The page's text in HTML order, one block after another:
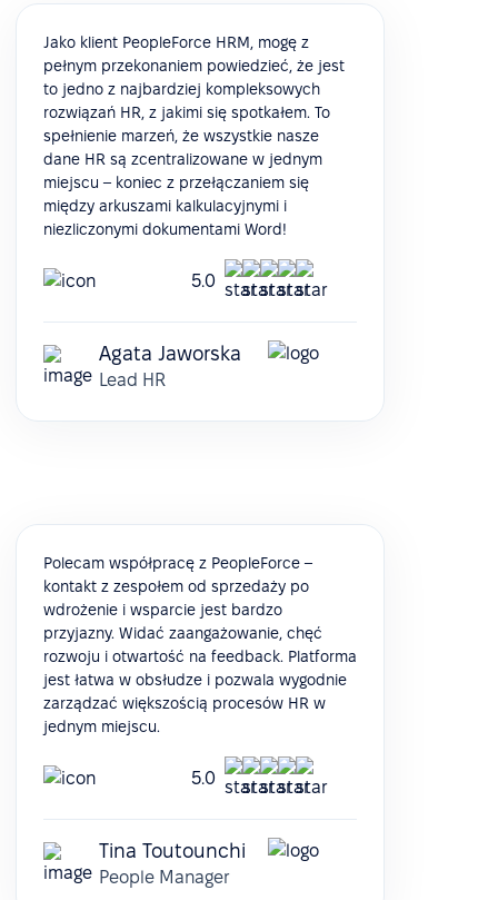
Jako klient PeopleForce HRM, mogę z
pełnym przekonaniem powiedzieć, że jest
to jedno z najbardziej kompleksowych
rozwiązań HR, z jakimi się spotkałem. To
spełnienie marzeń, że wszystkie nasze
dane HR są zcentralizowane w jednym
miejscu – koniec z przełączaniem się
między arkuszami kalkulacyjnymi i
niezliczonymi dokumentami Word!
5.0
Agata Jaworska
Lead HR
Polecam współpracę z PeopleForce –
kontakt z zespołem od sprzedaży po
wdrożenie i wsparcie jest bardzo
przyjazny. Widać zaangażowanie, chęć
rozwoju i otwartość na feedback. Platforma
jest łatwa w obsłudze i pozwala wygodnie
zarządzać większością procesów HR w
jednym miejscu.
5.0
Tina Toutounchi
People Manager